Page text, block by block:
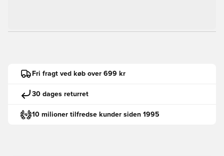
Fri fragt ved køb over 699 kr
30 dages returret
10 milioner tilfredse kunder siden 1995